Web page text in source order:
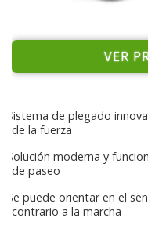
VER
Sistema de plegado
de la fuerza
Solución moderna y
de paseo
Se puede orientar en el
contrario a la marcha